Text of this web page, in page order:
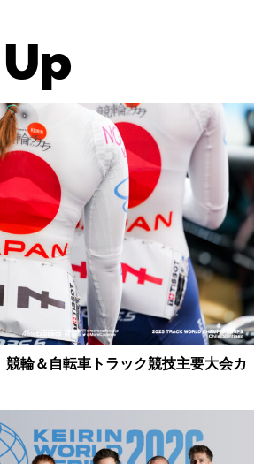
競輪＆自転車トラック競技主要大会カ